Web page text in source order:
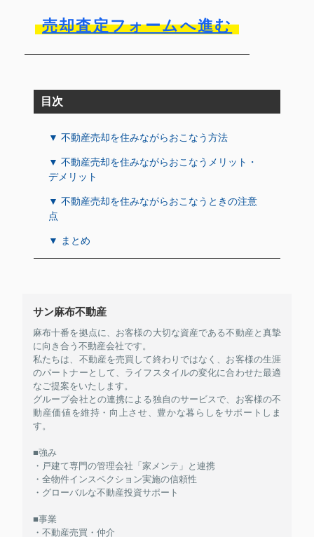
売却査定フォームへ進む
目次
▼ 不動産売却を住みながらおこなう方法
▼ 不動産売却を住みながらおこなうメリット・
デメリット
▼ 不動産売却を住みながらおこなうときの注意
点
▼ まとめ
サン麻布不動産
麻布十番を拠点に、お客様の大切な資産である不動産と真摯
に向き合う不動産会社です。
私たちは、不動産を売買して終わりではなく、お客様の生涯
のパートナーとして、ライフスタイルの変化に合わせた最適
なご提案をいたします。
グループ会社との連携による独自のサービスで、お客様の不
動産価値を維持・向上させ、豊かな暮らしをサポートしま
す。
■強み
・戸建て専門の管理会社「家メンテ」と連携
・全物件インスペクション実施の信頼性
・グローバルな不動産投資サポート
■事業
・不動産売買・仲介